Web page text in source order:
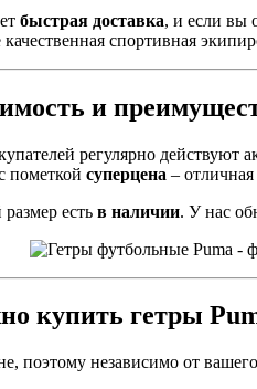
быстрая доставка, и если вы
спортивная
и
регулярно
пометкой суперцена –
есть в наличии. У нас
купить гетры
поэтому независимо от